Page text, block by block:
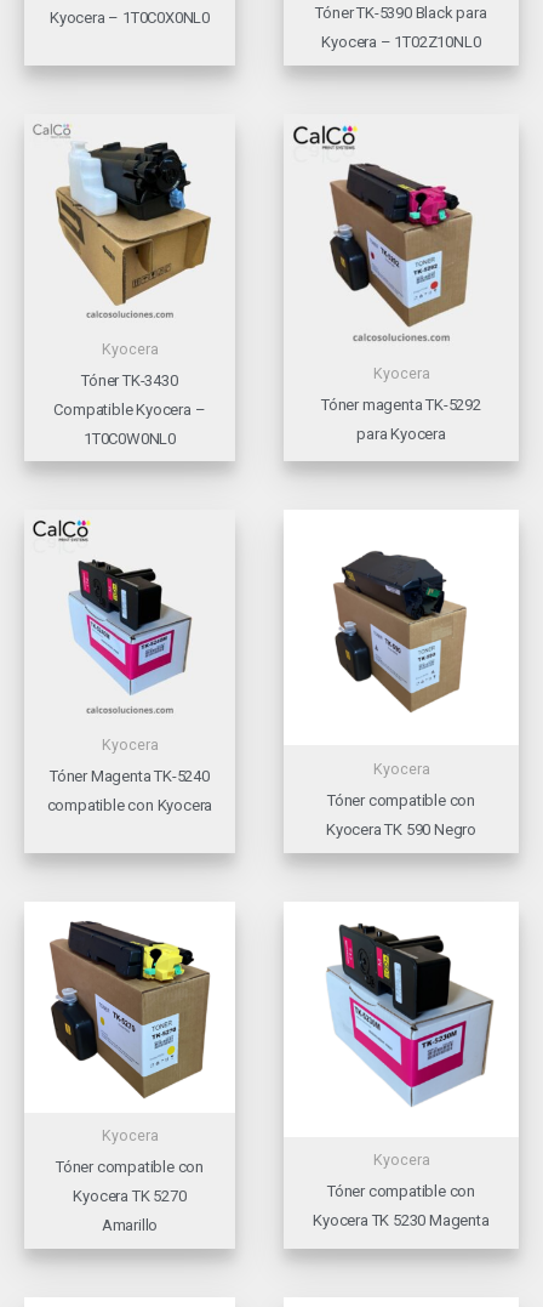
Kyocera – 1T0C0X0NL0
Tóner TK-5390 Black para
Kyocera – 1T02Z10NL0
Kyocera
Tóner TK-3430
Compatible Kyocera –
1T0C0W0NL0
Kyocera
Tóner magenta TK-5292
para Kyocera
Kyocera
Tóner Magenta TK-5240
compatible con Kyocera
Kyocera
Tóner compatible con
Kyocera TK 590 Negro
Kyocera
Tóner compatible con
Kyocera TK 5270
Amarillo
Kyocera
Tóner compatible con
Kyocera TK 5230 Magenta